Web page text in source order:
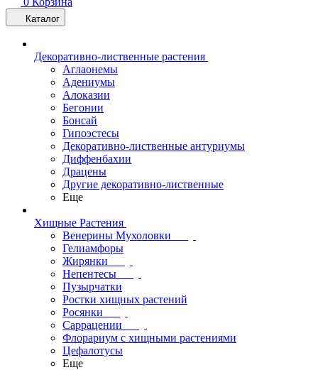
Каталог
Декоративно-лиственные растения
Аглаонемы
Адениумы
Алоказии
Бегонии
Бонсай
Гипоэстесы
Декоративно-лиственные антуриумы
Диффенбахии
Драцены
Другие декоративно-лиственные
Еще
Хищные Растения
Венерины Мухоловки
Гелиамфоры
Жирянки
Непентесы
Пузырчатки
Ростки хищных растений
Росянки
Саррацении
Флорариум с хищными растениями
Цефалотусы
Еще